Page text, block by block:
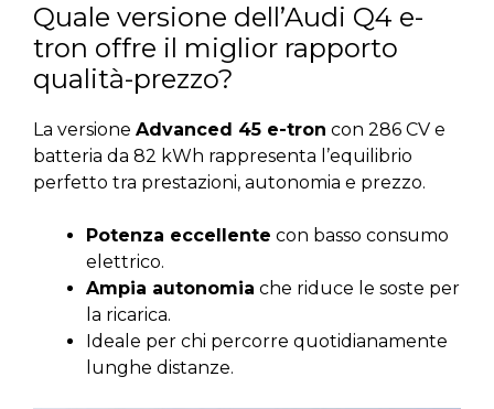
Quale versione dell’Audi Q4 e-
tron offre il miglior rapporto
qualità-prezzo?
La versione Advanced 45 e-tron con 286 CV e
batteria da 82 kWh rappresenta l’equilibrio
perfetto tra prestazioni, autonomia e prezzo.
Potenza eccellente con basso consumo
elettrico.
Ampia autonomia che riduce le soste per
la ricarica.
Ideale per chi percorre quotidianamente
lunghe distanze.